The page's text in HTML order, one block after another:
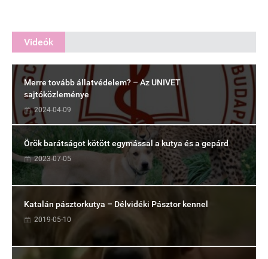
Videók
Merre tovább állatvédelem? – Az UNIVET
sajtóközleménye
2024-04-09
Örök barátságot kötött egymással a kutya és a gepárd
2023-07-05
Katalán pásztorkutya – Délvidéki Pásztor kennel
2019-05-10